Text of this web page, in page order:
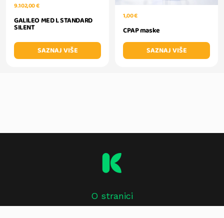
9.102,00 €
GALILEO MED L STANDARD
SILENT
SAZNAJ VIŠE
1,00 €
CPAP maske
SAZNAJ VIŠE
O stranici